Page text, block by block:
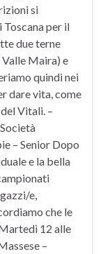
si
per il
due terne
Maira) e
quindi nei
dare vita, come
Vitali. –
– Senior Dopo
e la bella
e,
che le
12 alle
–